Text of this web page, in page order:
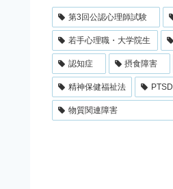
第3回公認心理師試験
若手心理職・大学院生
認知症 摂食障害
精神保健福祉法 PTSD
物質関連障害